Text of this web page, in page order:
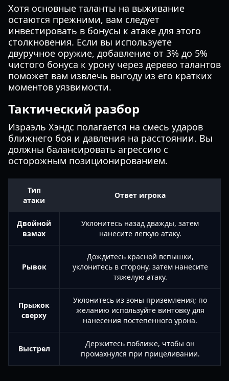
Хотя основные таланты на выживание
остаются прежними, вам следует
инвестировать в бонусы к атаке для этого
столкновения. Если вы используете
двуручное оружие, добавление от 3% до 5%
чистого бонуса к урону через дерево талантов
поможет вам извлечь выгоду из его кратких
моментов уязвимости.
Тактический разбор
Израэль Хэндс полагается на смесь ударов
ближнего боя и давления на расстоянии. Вы
должны балансировать агрессию с
осторожным позиционированием.
Тип
атаки
Ответ игрока
Двойной
взмах
Уклонитесь назад дважды, затем
нанесите легкую атаку.
Рывок
Дождитесь красной вспышки,
уклонитесь в сторону, затем нанесите
тяжелую атаку.
Прыжок
сверху
Уклонитесь из зоны приземления; по
желанию используйте винтовку для
нанесения постепенного урона.
Выстрел
Держитесь поближе, чтобы он
промахнулся при прицеливании.